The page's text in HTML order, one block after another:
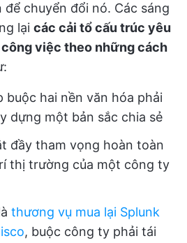
chuyển đổi nó. Các sáng
lại các cải tổ cấu trúc yêu
việc theo những cách
buộc hai nền văn hóa phải
dựng một bản sắc chia sẻ
đầy tham vọng hoàn toàn
thị trường của một công ty
thương vụ mua lại Splunk
, buộc công ty phải tái